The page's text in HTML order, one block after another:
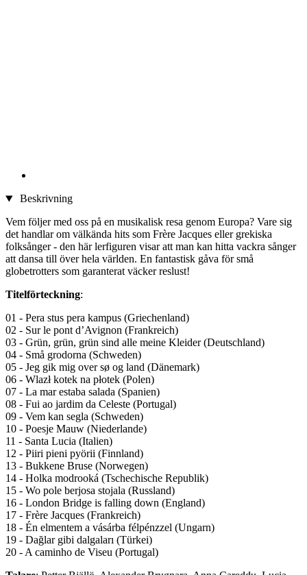
Beskrivning
Vem följer med oss på en musikalisk resa genom Europa? Vare sig
det handlar om välkända hits som Frère Jacques eller grekiska
folksånger - den här lerfiguren visar att man kan hitta vackra sånger
att dansa till över hela världen. En fantastisk gåva för små
globetrotters som garanterat väcker reslust!
Titelförteckning:
01 - Pera stus pera kampus (Griechenland)
02 - Sur le pont d’Avignon (Frankreich)
03 - Grün, grün, grün sind alle meine Kleider (Deutschland)
04 - Små grodorna (Schweden)
05 - Jeg gik mig over sø og land (Dänemark)
06 - Wlazł kotek na płotek (Polen)
07 - La mar estaba salada (Spanien)
08 - Fui ao jardim da Celeste (Portugal)
09 - Vem kan segla (Schweden)
10 - Poesje Mauw (Niederlande)
11 - Santa Lucia (Italien)
12 - Piiri pieni pyörii (Finnland)
13 - Bukkene Bruse (Norwegen)
14 - Holka modrooká (Tschechische Republik)
15 - Wo pole berjosa stojala (Russland)
16 - London Bridge is falling down (England)
17 - Frère Jacques (Frankreich)
18 - Én elmentem a vásárba félpénzzel (Ungarn)
19 - Dağlar gibi dalgaları (Türkei)
20 - A caminho de Viseu (Portugal)